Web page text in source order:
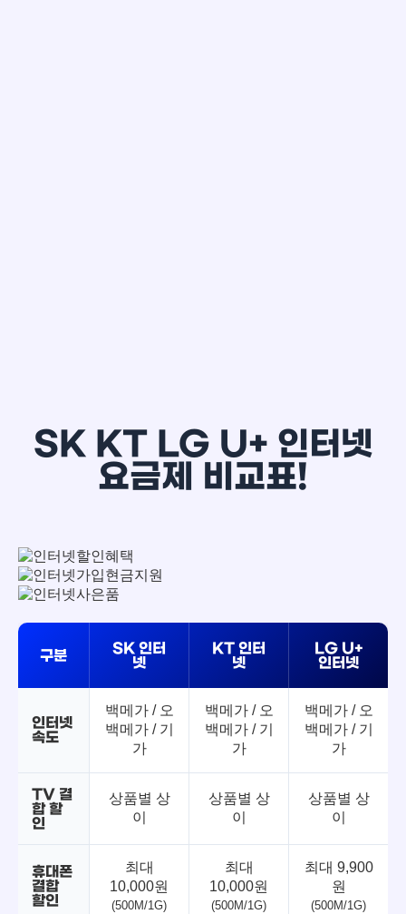
SK KT LG U+ 인터넷
요금제 비교표!
구분
SK 인터
넷
KT 인터
넷
LG U+
인터넷
인터넷
속도
백메가 / 오
백메가 / 기
가
백메가 / 오
백메가 / 기
가
백메가 / 오
백메가 / 기
가
TV 결
합 할
인
상품별 상
이
상품별 상
이
상품별 상
이
휴대폰
결합
할인
최대
10,000원
(500M/1G)
최대
10,000원
(500M/1G)
최대 9,900
원
(500M/1G)